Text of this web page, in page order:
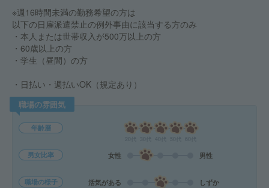
※週16時間未満の勤務希望の方は
以下の日雇派遣禁止の例外事由に該当する方のみ
・本人または世帯収入が500万以上の方
・60歳以上の方
・学生（昼間）の方
・日払い・週払いOK（規定あり）
職場の雰囲気
年齢層
男女比率 女性 男性
職場の様子 活気がある しずか